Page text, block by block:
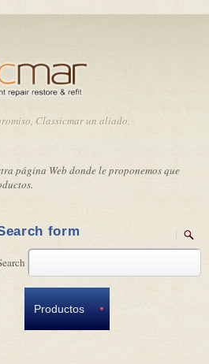
Classicmar un aliado.
página Web donde le proponemos que
form
Productos Contact